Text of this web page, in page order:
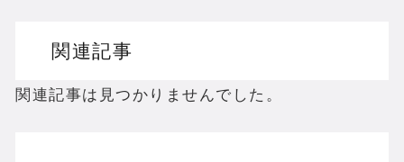
ドラゴンクエスト３の思い出
【聖剣伝説3】リースとアンジェラってなん
関連記事
関連記事は見つかりませんでした。